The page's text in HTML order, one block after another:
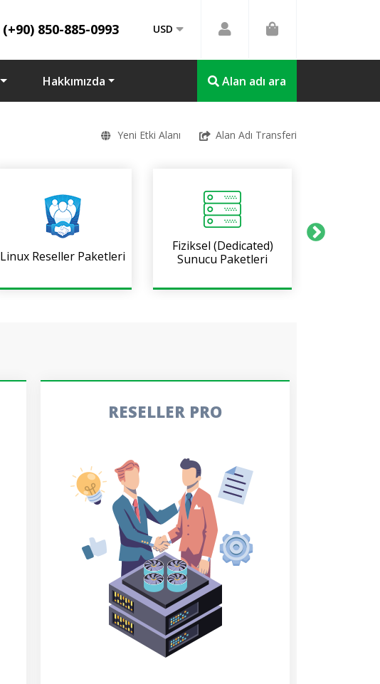
(+90) 850-885-0993 USD
Hakkımızda Alan adı ara
Yeni Etki Alanı Alan Adı Transferi
Linux Reseller Paketleri
Fiziksel (Dedicated)
Sunucu Paketleri
RESELLER PRO